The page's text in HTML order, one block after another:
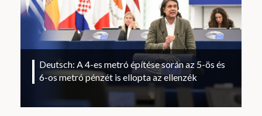
Deutsch: A 4-es metró építése során az 5-ös és
6-os metró pénzét is ellopta az ellenzék